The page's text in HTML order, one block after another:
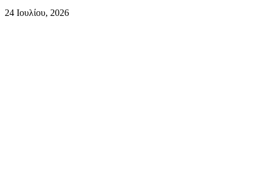
24 Ιουλίου, 2026